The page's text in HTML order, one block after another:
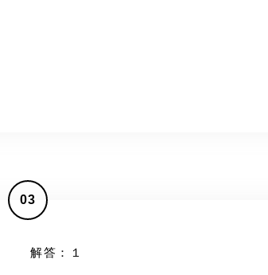
03
解答：１